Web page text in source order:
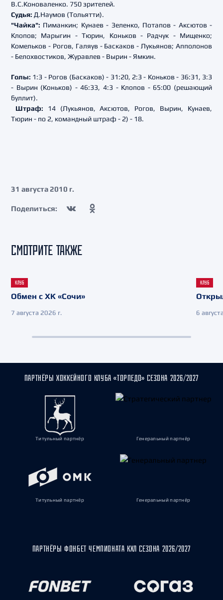
В.С.Коноваленко. 750 зрителей.
Судья: Д.Наумов (Тольятти).
"Чайка": Пиманкин; Кунаев - Зеленко, Потапов - Аксютов -
Клопов; Марыгин - Тюрин, Коньков - Радчук - Мищенко;
Комельков - Рогов, Галяув - Баскаков - Лукьянов; Апполонов
- Белохвостиков, Журавлев - Вырин - Ямкин.
Голы: 1:3 - Рогов (Баскаков) - 31:20, 2:3 - Коньков - 36:31, 3:3
- Вырин (Коньков) - 46:33, 4:3 - Клопов - 65:00 (решающий
буллит).
Штраф: 14 (Лукьянов, Аксютов, Рогов, Вырин, Кунаев,
Тюрин - по 2, командный штраф - 2) - 18.
31 августа 2010 г.
Поделиться:
СМОТРИТЕ ТАКЖЕ
КЛУБ
Обмен с ХК «Сочи»
7 августа 2026 г.
КЛУБ
6
ПАРТНЁРЫ ХОККЕЙНОГО КЛУБА «ТОРПЕДО» СЕЗОНА 2026/2027
Титульный партнёр Генеральный партнёр
Титульный партнёр Генеральный партнёр
ПАРТНЁРЫ ФОНБЕТ ЧЕМПИОНАТА КХЛ СЕЗОНА 2026/2027